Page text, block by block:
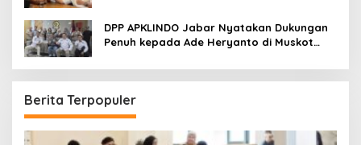
DPP APKLINDO Jabar Nyatakan Dukungan
Penuh kepada Ade Heryanto di Muskot
Berita Terpopuler